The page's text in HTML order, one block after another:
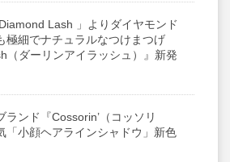
Lash 」よりダイヤモンド
極細でナチュラルなつけまつげ
（ダーリンアイラッシュ）』新発
ランド『Cossorin’（コッソリ
「小顔ヘアラインシャドウ」新色